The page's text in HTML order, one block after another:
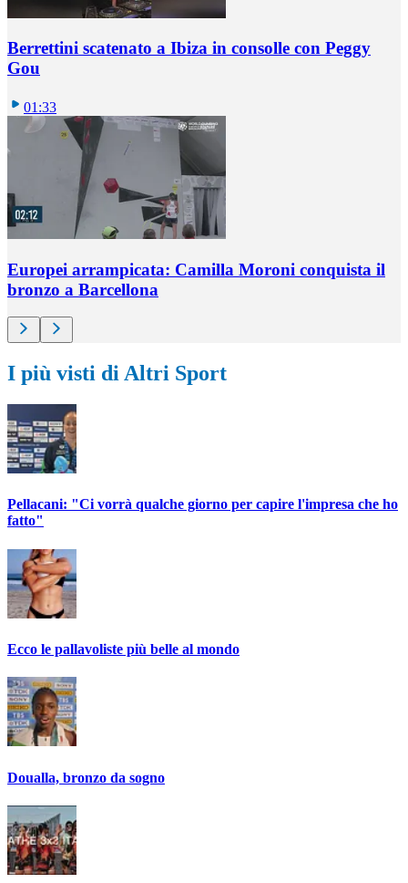
Berrettini scatenato a Ibiza in consolle con Peggy
Gou
01:33
Europei arrampicata: Camilla Moroni conquista il
bronzo a Barcellona
I più visti di Altri Sport
Pellacani: "Ci vorrà qualche giorno per capire l'impresa che ho
fatto"
Ecco le pallavoliste più belle al mondo
Doualla, bronzo da sogno